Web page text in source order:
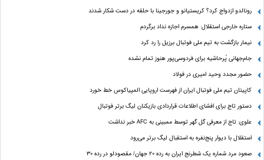
رونالدو ازدواج کرد؟ کریستیانو و جورجینا با حلقه در دست شکار شدند
ستاره خارجی استقلال: همسرم اجازه نداد برگردم
نیمار بازگشت به تیم ملی فوتبال برزیل را رد کرد
جام‌جهانی پُرحاشیه برای فردوسی‌پور هنوز تمام نشده
حضور مجدد وحید امیری در فولاد
کاپیتان تیم ملی فوتبال ایران از فهرست اروپایی المپیاکوس خط خورد
دستور تاج برای افشای اطلاعات قراردادی بازیکنان لیگ برتر فوتبال
علوی: تاج از معرفی گل گهر توسط ممبینی به AFC خبر نداشت
استقلال با دیوار پنج‌نفره به استقبال لیگ برتر می‌رود
صعود مرد شماره یک شطرنج ایران به رده ۲۰ جهان/ مقصودلو در رده ۳۰